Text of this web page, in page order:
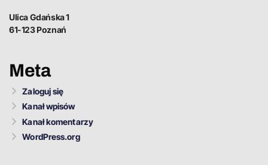
Ulica Gdańska 1
61-123 Poznań
Meta
Zaloguj się
Kanał wpisów
Kanał komentarzy
WordPress.org